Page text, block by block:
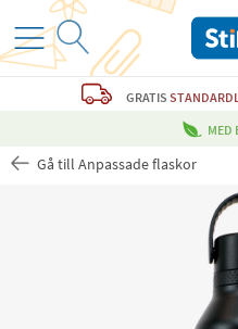
GRATIS
MED
Gå till Anpassade flaskor